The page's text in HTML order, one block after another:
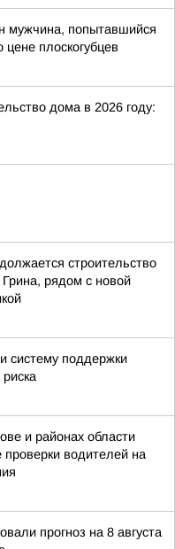
мужчина, попытавшийся
цене плоскогубцев
дома в 2026 году:
строительство
рядом с новой
систему поддержки
и районах области
водителей на
прогноз на 8 августа